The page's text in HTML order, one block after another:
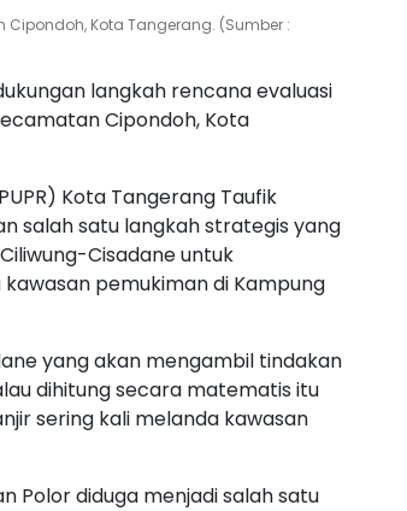
Cipondoh, Kota Tangerang. (Sumber :
langkah rencana evaluasi
Cipondoh, Kota
Kota Tangerang Taufik
salah satu langkah strategis yang
Cisadane untuk
pemukiman di Kampung
yang akan mengambil tindakan
dihitung secara matematis itu
sering kali melanda kawasan
Polor diduga menjadi salah satu